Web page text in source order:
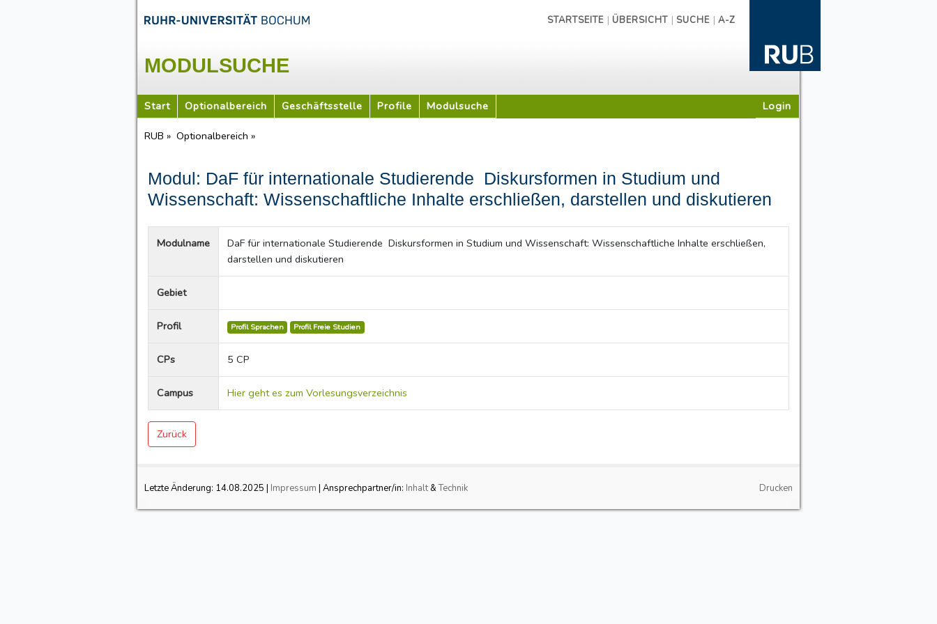
STARTSEITE| ÜBERSICHT| SUCHE| A-Z
MODULSUCHE
Start Optionalbereich Geschäftsstelle Profile Modulsuche Login
RUB » Optionalbereich »
Modul: DaF für internationale Studierende  Diskursformen in Studium und
Wissenschaft: Wissenschaftliche Inhalte erschließen, darstellen und diskutieren
Modulname
DaF für internationale Studierende  Diskursformen in Studium und Wissenschaft: Wissenschaftliche Inhalte erschließen,
darstellen und diskutieren
Gebiet
Profil Profil Sprachen Profil Freie Studien
CPs 5 CP
Campus Hier geht es zum Vorlesungsverzeichnis
Zurück
Letzte Änderung: 14.08.2025 | Impressum | Ansprechpartner/in: Inhalt&Technik Drucken